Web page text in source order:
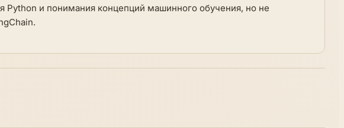
Python и понимания концепций машинного обучения, но не